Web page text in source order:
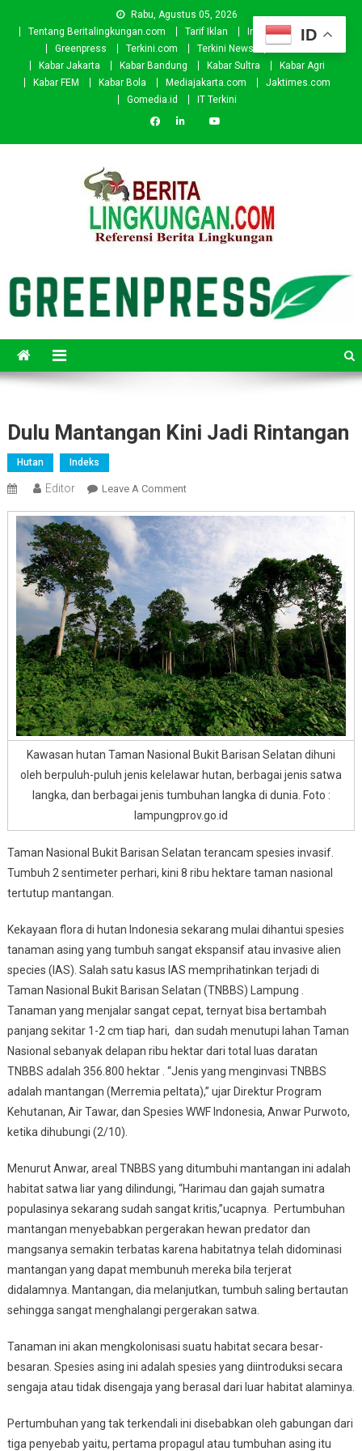
Rabu, Agustus 05, 2026
Tentang Beritalingkungan.com
Tarif Iklan Investor
Donasi
Greenpress
Terkini.com Terkini News
Kabar.id
Kabar Jakarta
Kabar Bandung Kabar Sultra
Kabar Agri
Kabar FEM
Kabar Bola Mediajakarta.com
Jaktimes.com
Gomedia.id
IT Terkini
Dulu Mantangan Kini Jadi Rintangan
Hutan Indeks
Editor Leave A CommentOn
Mantangan
Kini
Jadi
Rintangan
Kawasan hutan Taman Nasional Bukit Barisan Selatan dihuni
oleh berpuluh-puluh jenis kelelawar hutan, berbagai jenis satwa
langka, dan berbagai jenis tumbuhan langka di dunia. Foto :
lampungprov.go.id
Taman Nasional Bukit Barisan Selatan terancam spesies invasif.
Tumbuh 2 sentimeter perhari, kini 8 ribu hektare taman nasional
tertutup mantangan.
Kekayaan flora di hutan Indonesia sekarang mulai dihantui spesies
tanaman asing yang tumbuh sangat ekspansif atau invasive alien
species (IAS). Salah satu kasus IAS memprihatinkan terjadi di
Taman Nasional Bukit Barisan Selatan (TNBBS) Lampung .
Tanaman yang menjalar sangat cepat, ternyat bisa bertambah
panjang sekitar 1-2 cm tiap hari, dan sudah menutupi lahan Taman
Nasional sebanyak delapan ribu hektar dari total luas daratan
TNBBS adalah 356.800 hektar . “Jenis yang menginvasi TNBBS
adalah mantangan (Merremia peltata),” ujar Direktur Program
Kehutanan, Air Tawar, dan Spesies WWF Indonesia, Anwar Purwoto,
ketika dihubungi (2/10).
Menurut Anwar, areal TNBBS yang ditumbuhi mantangan ini adalah
habitat satwa liar yang dilindungi, “Harimau dan gajah sumatra
populasinya sekarang sudah sangat kritis,”ucapnya. Pertumbuhan
mantangan menyebabkan pergerakan hewan predator dan
mangsanya semakin terbatas karena habitatnya telah didominasi
mantangan yang dapat membunuh mereka bila terjerat
didalamnya. Mantangan, dia melanjutkan, tumbuh saling bertautan
sehingga sangat menghalangi pergerakan satwa.
Tanaman ini akan mengkolonisasi suatu habitat secara besar-
besaran. Spesies asing ini adalah spesies yang diintroduksi secara
sengaja atau tidak disengaja yang berasal dari luar habitat alaminya.
Pertumbuhan yang tak terkendali ini disebabkan oleh gabungan dari
tiga penyebab yaitu, pertama propagul atau tumbuhan asing itu
ID